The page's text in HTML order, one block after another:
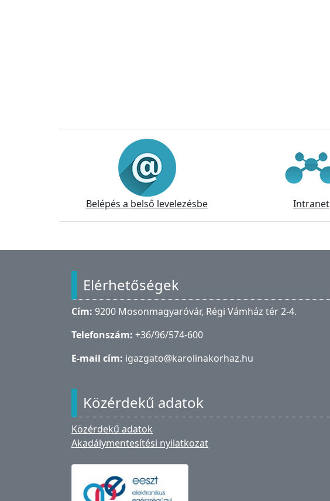
Információk
Belépés a belső levelezésbe Intranet
Elérhetőségek
Cím: 9200 Mosonmagyaróvár, Régi Vámház tér 2-4.
Telefonszám: +36/96/574-600
E-mail cím: igazgato@karolinakorhaz.hu
Közérdekű adatok
Közérdekű adatok
Akadálymentesítési nyilatkozat